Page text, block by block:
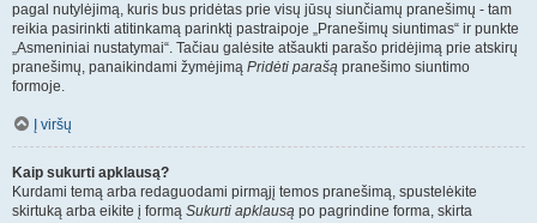
pagal nutylėjimą, kuris bus pridėtas prie visų jūsų siunčiamų pranešimų - tam
reikia pasirinkti atitinkamą parinktį pastraipoje „Pranešimų siuntimas“ ir punkte
„Asmeniniai nustatymai“. Tačiau galėsite atšaukti parašo pridėjimą prie atskirų
pranešimų, panaikindami žymėjimą Pridėti parašą pranešimo siuntimo
formoje.
Į viršų
Kaip sukurti apklausą?
Kurdami temą arba redaguodami pirmąjį temos pranešimą, spustelėkite
skirtuką arba eikite į formą Sukurti apklausą po pagrindine forma, skirta